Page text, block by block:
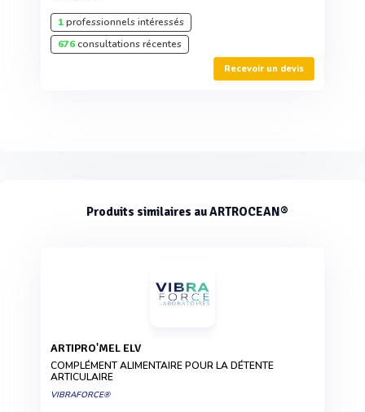
1professionnels intéressés
676consultations récentes
Recevoir un devis
Produits similaires au ARTROCEAN®
ARTIPRO'MEL ELV
COMPLÉMENT ALIMENTAIRE POUR LA DÉTENTE
ARTICULAIRE
VIBRAFORCE®